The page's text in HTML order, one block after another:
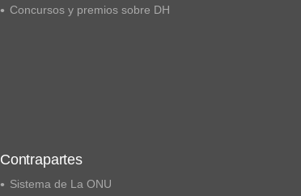
Concursos y premios sobre DH
Contrapartes
Sistema de La ONU